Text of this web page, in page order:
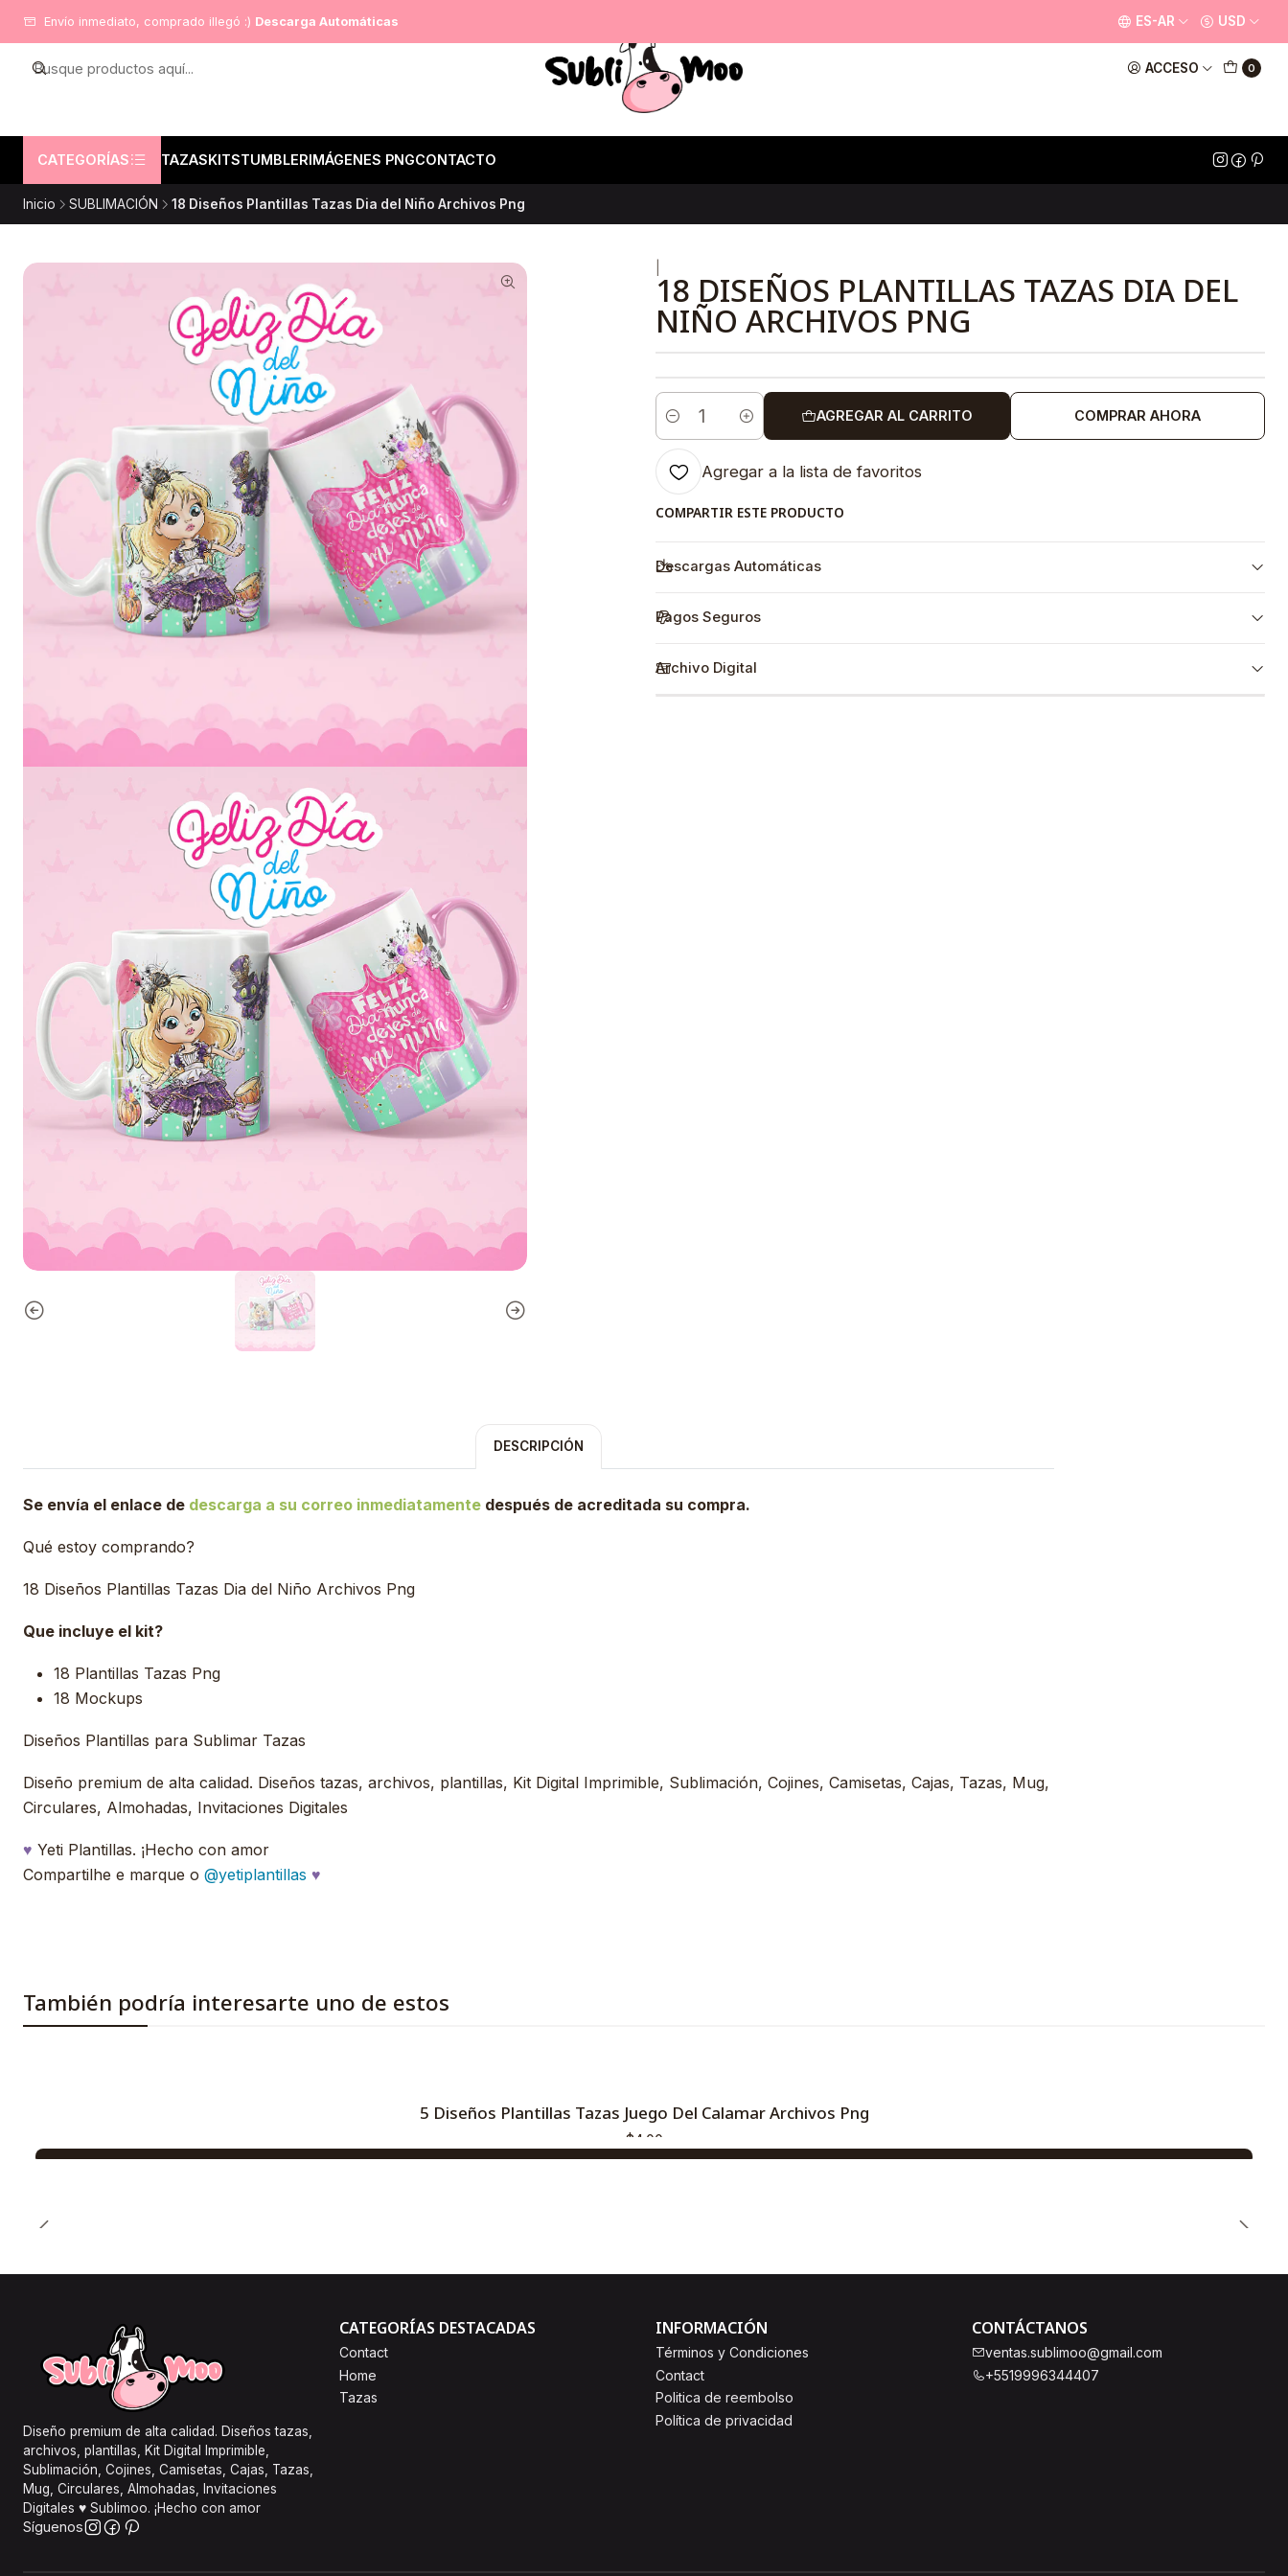
ACCESO 0
CATEGORÍAS TAZASKITSTUMBLERIMÁGENES PNGCONTACTO
Envío inmediato, comprado illegó :) Descarga Automáticas ES-AR USD
Inicio SUBLIMACIÓN 18 Diseños Plantillas Tazas Dia del Niño Archivos Png
18 DISEÑOS PLANTILLAS TAZAS DIA DEL
NIÑO ARCHIVOS PNG
Cantidad
AGREGAR AL CARRITO COMPRAR AHORA
Agregar a la lista de favoritos
COMPARTIR ESTE PRODUCTO
Descargas Automáticas
Pagos Seguros
Archivo Digital
DESCRIPCIÓN
Se envía el enlace de descarga a su correo inmediatamente después de acreditada su compra.
Qué estoy comprando?
18 Diseños Plantillas Tazas Dia del Niño Archivos Png
Que incluye el kit?
18 Plantillas Tazas Png
18 Mockups
Diseños Plantillas para Sublimar Tazas
Diseño premium de alta calidad. Diseños tazas, archivos, plantillas, Kit Digital Imprimible, Sublimación, Cojines, Camisetas, Cajas, Tazas, Mug,
Circulares, Almohadas, Invitaciones Digitales
♥ Yeti Plantillas. ¡Hecho con amor
Compartilhe e marque o @yetiplantillas ♥
También podría interesarte uno de estos
5 Diseños Plantillas Tazas Juego Del Calamar Archivos Png
$4,00
Diseño premium de alta calidad. Diseños tazas,
archivos, plantillas, Kit Digital Imprimible,
Sublimación, Cojines, Camisetas, Cajas, Tazas,
Mug, Circulares, Almohadas, Invitaciones
Digitales ♥ Sublimoo. ¡Hecho con amor
Síguenos
CATEGORÍAS DESTACADAS
Contact
Home
Tazas
INFORMACIÓN
Términos y Condiciones
Contact
Politica de reembolso
Política de privacidad
CONTÁCTANOS
ventas.sublimoo@gmail.com
+5519996344407